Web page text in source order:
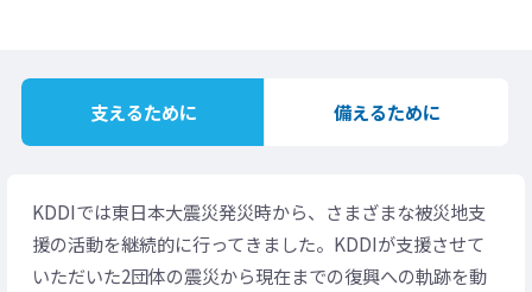
支えるために 備えるために
KDDIでは東日本大震災発災時から、さまざまな被災地支
援の活動を継続的に行ってきました。KDDIが支援させて
いただいた2団体の震災から現在までの復興への軌跡を動